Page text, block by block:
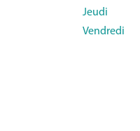
Jeudi
Vendredi